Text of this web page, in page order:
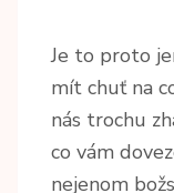
Je to proto
mít chuť na
nás trochu
co vám
nejenom